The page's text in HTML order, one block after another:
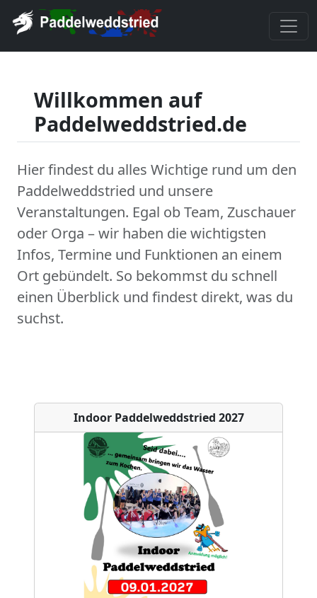
Willkommen auf
Paddelweddstried.de
Hier findest du alles Wichtige rund um den
Paddelweddstried und unsere
Veranstaltungen. Egal ob Team, Zuschauer
oder Orga – wir haben die wichtigsten
Infos, Termine und Funktionen an einem
Ort gebündelt. So bekommst du schnell
einen Überblick und findest direkt, was du
suchst.
Indoor Paddelweddstried 2027